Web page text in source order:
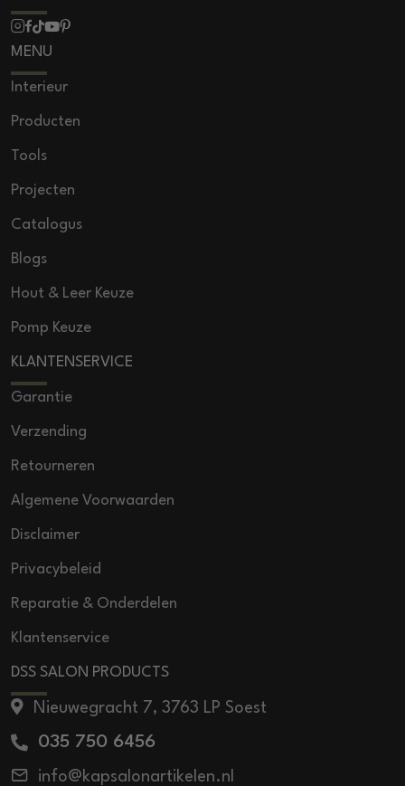
MENU
Interieur
Producten
Tools
Projecten
Catalogus
Blogs
Hout & Leer Keuze
Pomp Keuze
KLANTENSERVICE
Garantie
Verzending
Retourneren
Algemene Voorwaarden
Disclaimer
Privacybeleid
Reparatie & Onderdelen
Klantenservice
DSS SALON PRODUCTS
Nieuwegracht 7, 3763 LP Soest
035 750 6456
info@kapsalonartikelen.nl